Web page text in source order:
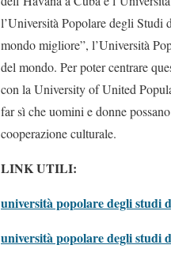
l’Università Popolare degli Studi
mondo migliore”, l’Università
del mondo. Per poter centrare
con la University of United
far sì che uomini e donne
cooperazione culturale.
LINK UTILI:
università popolare degli studi
università popolare degli studi